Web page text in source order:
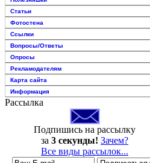
Статьи
Фотостена
Ссылки
Вопросы/Ответы
Опросы
Рекламодателям
Карта сайта
Информация
Рассылка
Подпишись на рассылку
за 3 секунды! Зачем?
Все виды рассылок...